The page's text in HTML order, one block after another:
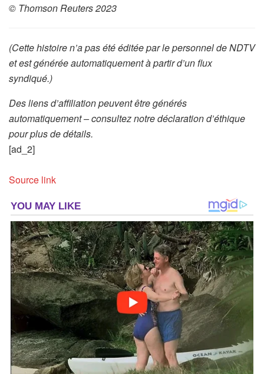
© Thomson Reuters 2023
(Cette histoire n’a pas été éditée par le personnel de NDTV
et est générée automatiquement à partir d’un flux
syndiqué.)
Des liens d’affiliation peuvent être générés
automatiquement – consultez notre déclaration d’éthique
pour plus de détails.
[ad_2]
Source link